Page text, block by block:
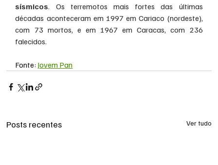
sísmicos. Os terremotos mais fortes das últimas
décadas aconteceram em 1997 em Cariaco (nordeste),
com 73 mortos, e em 1967 em Caracas, com 236
falecidos.
Fonte: Jovem Pan
Posts recentes Ver tudo